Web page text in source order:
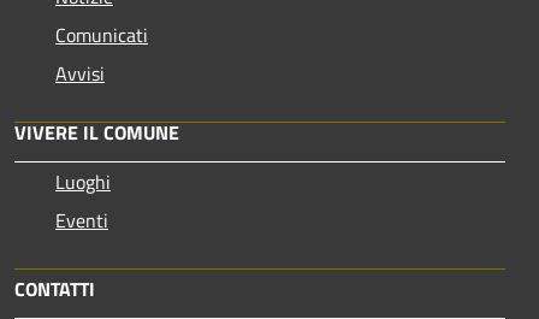
Comunicati
Avvisi
VIVERE IL COMUNE
Luoghi
Eventi
CONTATTI